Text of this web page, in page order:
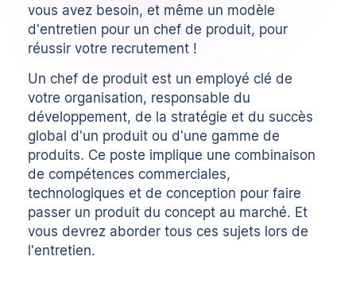
vous avez besoin, et même un modèle
d'entretien pour un chef de produit, pour
réussir votre recrutement !
Un chef de produit est un employé clé de
votre organisation, responsable du
développement, de la stratégie et du succès
global d'un produit ou d'une gamme de
produits. Ce poste implique une combinaison
de compétences commerciales,
technologiques et de conception pour faire
passer un produit du concept au marché. Et
vous devrez aborder tous ces sujets lors de
l'entretien.